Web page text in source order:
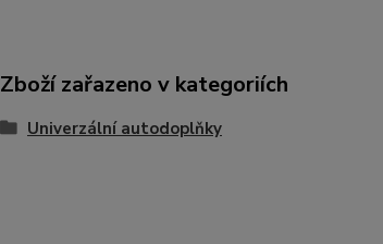
Zboží zařazeno v kategoriích
Univerzální autodoplňky